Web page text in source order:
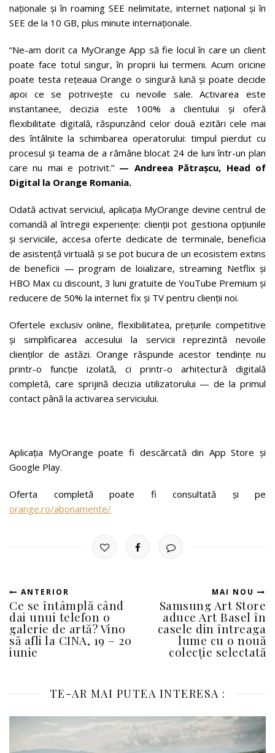
naționale și în roaming SEE nelimitate, internet național și în
SEE de la 10 GB, plus minute internaționale.
“Ne-am dorit ca MyOrange App să fie locul în care un client
poate face totul singur, în proprii lui termeni. Acum oricine
poate testa rețeaua Orange o singură lună și poate decide
apoi ce se potrivește cu nevoile sale. Activarea este
instantanee, decizia este 100% a clientului și oferă
flexibilitate digitală, răspunzând celor două ezitări cele mai
des întâlnite la schimbarea operatorului: timpul pierdut cu
procesul și teama de a rămâne blocat 24 de luni într-un plan
care nu mai e potrivit.” — Andreea Pătrașcu, Head of
Digital la Orange Romania.
Odată activat serviciul, aplicația MyOrange devine centrul de
comandă al întregii experiențe: clienții pot gestiona opțiunile
și serviciile, accesa oferte dedicate de terminale, beneficia
de asistență virtuală și se pot bucura de un ecosistem extins
de beneficii — program de loializare, streaming Netflix și
HBO Max cu discount, 3 luni gratuite de YouTube Premium și
reducere de 50% la internet fix și TV pentru clienții noi.
Ofertele exclusiv online, flexibilitatea, prețurile competitive
și simplificarea accesului la servicii reprezintă nevoile
clienților de astăzi. Orange răspunde acestor tendințe nu
printr-o funcție izolată, ci printr-o arhitectură digitală
completă, care sprijină decizia utilizatorului — de la primul
contact până la activarea serviciului.
Aplicația MyOrange poate fi descărcată din App Store și
Google Play.
Oferta completă poate fi consultată și pe
orange.ro/abonamente/
ANTERIOR
Ce se întâmplă când
dai unui telefon o
galerie de artă? Vino
să afli la CINA, 19 – 20
iunie
MAI NOU
Samsung Art Store
aduce Art Basel în
casele din întreaga
lume cu o nouă
colecție selectată
TE-AR MAI PUTEA INTERESA :